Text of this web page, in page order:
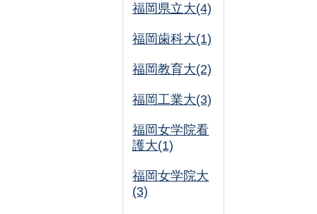
福岡県立大(4)
福岡歯科大(1)
福岡教育大(2)
福岡工業大(3)
福岡女学院看
護大(1)
福岡女学院大
(3)